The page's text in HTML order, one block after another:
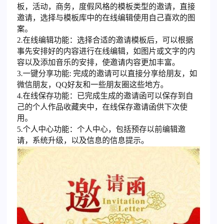
板，活动，商务，度假风格的模板类型的邀请，直接
邀请，选择与模板库中的在线编辑使用自己喜欢的图
案。
2.在线编辑功能：选择合适的邀请模板后，可以根据
事先安排好的内容进行在线编辑，如图片或文字的内
容以及添加音乐的安排，使邀请内容更加丰富。
3.一键分享功能: 完成的邀请可以直接分享给朋友，如
微信朋友，QQ好友和一些朋友圈这些地方。
4.在线保存功能：已完成生成的邀请函可以保存到自
己的个人作品收藏夹中，在线保存邀请函供下次使
用。
5.个人中心功能：个人中心，包括预存以前编辑邀
请，系统升级，以及信息的信息提示。